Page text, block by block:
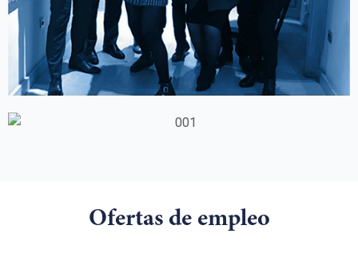
Ofertas de empleo